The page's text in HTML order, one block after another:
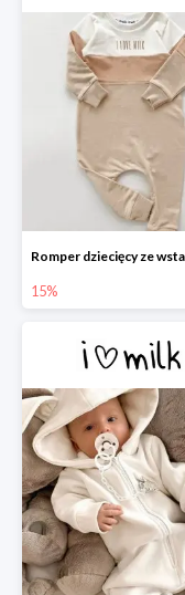
15%